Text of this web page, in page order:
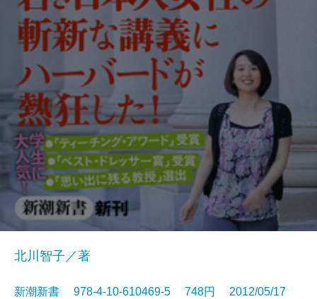
北川智子／著
新潮新書 978-4-10-610469-5 748円 2012/05/17